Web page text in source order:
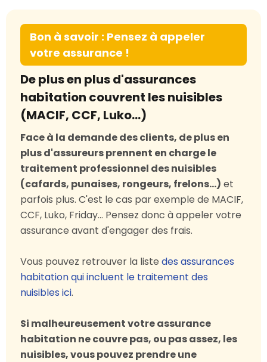
Bon à savoir : Pensez à appeler
votre assurance !
De plus en plus d'assurances
habitation couvrent les nuisibles
(MACIF, CCF, Luko…)
Face à la demande des clients, de plus en
plus d'assureurs prennent en charge le
traitement professionnel des nuisibles
(cafards, punaises, rongeurs, frelons...) et
parfois plus. C'est le cas par exemple de MACIF,
CCF, Luko, Friday... Pensez donc à appeler votre
assurance avant d'engager des frais.
Vous pouvez retrouver la liste des assurances
habitation qui incluent le traitement des
nuisibles ici.
Si malheureusement votre assurance
habitation ne couvre pas, ou pas assez, les
nuisibles, vous pouvez prendre une